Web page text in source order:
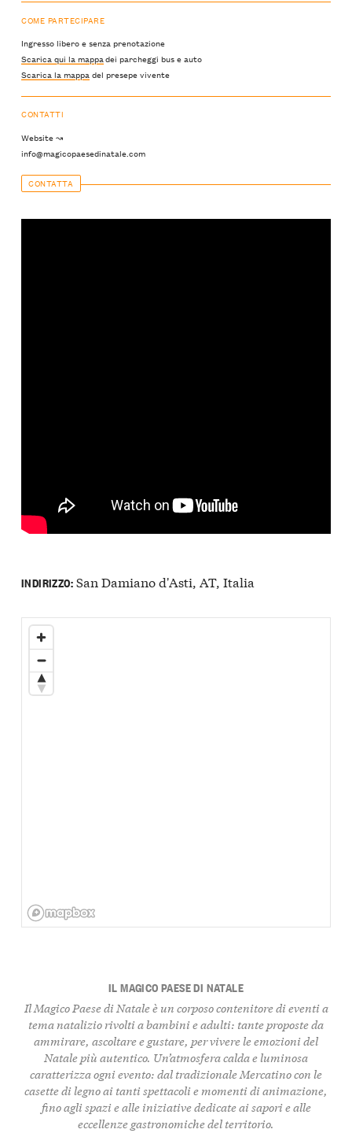
COME PARTECIPARE
Ingresso libero e senza prenotazione
Scarica qui la mappadei parcheggi bus e auto
Scarica la mappadel presepe vivente
CONTATTI
Website ↝
info@magicopaesedinatale.com
CONTATTA
INDIRIZZO:San Damiano d'Asti, AT, Italia
IL MAGICO PAESE DI NATALE
Il Magico Paese di Natale è un corposo contenitore di eventi a
tema natalizio rivolti a bambini e adulti: tante proposte da
ammirare, ascoltare e gustare, per vivere le emozioni del
Natale più autentico. Un’atmosfera calda e luminosa
caratterizza ogni evento: dal tradizionale Mercatino con le
casette di legno ai tanti spettacoli e momenti di animazione,
fino agli spazi e alle iniziative dedicate ai sapori e alle
eccellenze gastronomiche del territorio.